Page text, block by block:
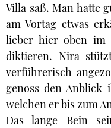
Villa saß. Man hatte
am Vortag etwas
lieber hier oben im
diktieren. Nira
verführerisch
genoss den Anblick
welchen er bis zum
Das lange Bein